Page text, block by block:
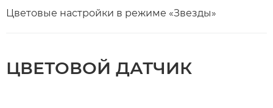
Цветовые настройки в режиме «Звезды»
ЦВЕТОВОЙ ДАТЧИК